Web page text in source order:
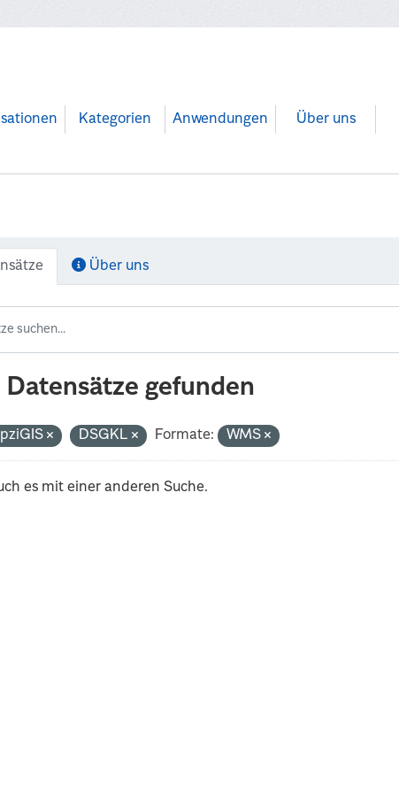
Kategorien Anwendungen Über uns
Über uns
Datensätze gefunden
DSGKL Formate: WMS
es mit einer anderen Suche.